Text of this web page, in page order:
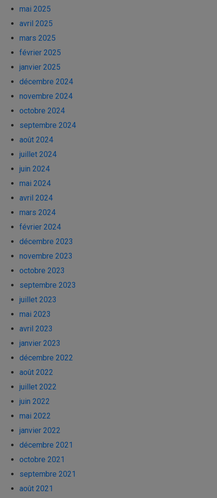
mai 2025
avril 2025
mars 2025
février 2025
janvier 2025
décembre 2024
novembre 2024
octobre 2024
septembre 2024
août 2024
juillet 2024
juin 2024
mai 2024
avril 2024
mars 2024
février 2024
décembre 2023
novembre 2023
octobre 2023
septembre 2023
juillet 2023
mai 2023
avril 2023
janvier 2023
décembre 2022
août 2022
juillet 2022
juin 2022
mai 2022
janvier 2022
décembre 2021
octobre 2021
septembre 2021
août 2021